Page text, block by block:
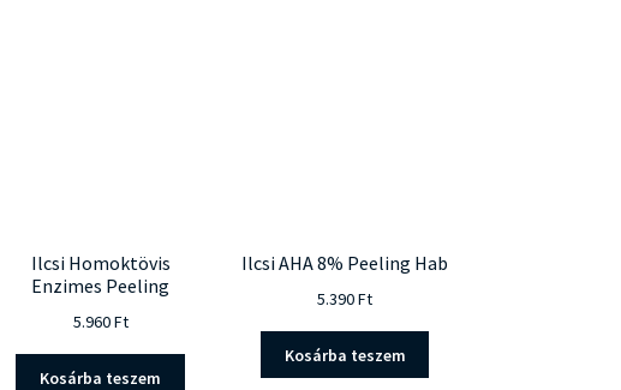
Ilcsi Homoktövis
Enzimes Peeling
5.960Ft
Kosárba teszem
Ilcsi AHA 8% Peeling Hab
5.390Ft
Kosárba teszem